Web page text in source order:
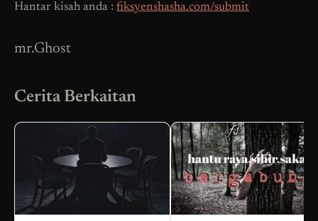
Hantar kisah anda : fiksyenshasha.com/submit
mr.Ghost
Cerita Berkaitan